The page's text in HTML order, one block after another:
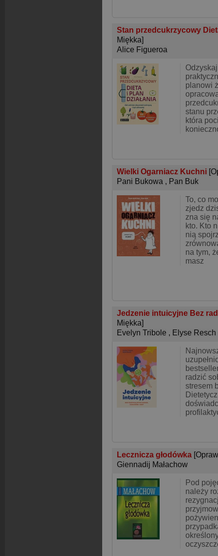
Stan przedcukrzycowy
Miękka]
Alice Figueroa
planowi
stanu
która
Wielki Ogarniacz Kuchni
Pani Bukowa , Pan Buk
To, co
zjedz
zna się
kto. Kto
nią
na tym,
masz
Jedzenie intuicyjne Bez
Miękka]
Evelyn Tribole , Elyse Resch
radzić
stresem
Lecznicza głodówka
Giennadij Małachow
Pod
należy